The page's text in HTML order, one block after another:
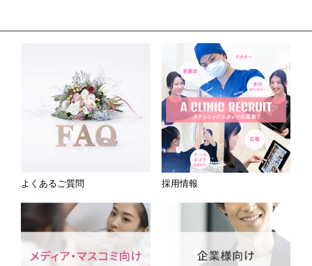
よくあるご質問 採用情報